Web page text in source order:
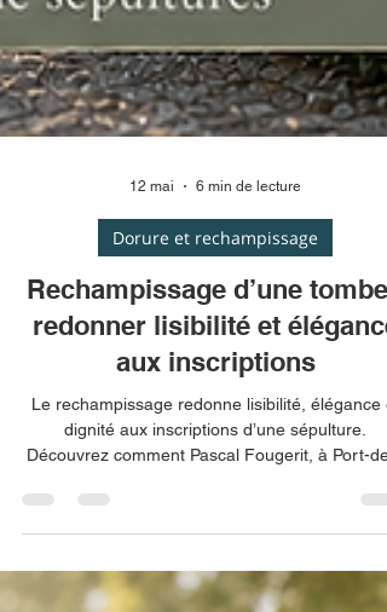
6 min de lecture
Dorure et rechampissage
Rechampissage d’une tombe :
redonner lisibilité et élégance
aux inscriptions
Le rechampissage redonne lisibilité, élégance
Découvrez comment Pascal Fougerit, à Port-
mémoire de vos proches grâce à un travail
respectueux et durable.